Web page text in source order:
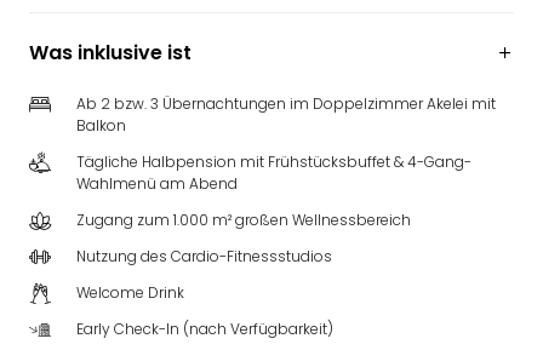
Was inklusive ist
Ab 2 bzw. 3 Übernachtungen im Doppelzimmer Akelei mit
Balkon
Tägliche Halbpension mit Frühstücksbuffet & 4-Gang-
Wahlmenü am Abend
Zugang zum 1.000 m² großen Wellnessbereich
Nutzung des Cardio-Fitnessstudios
Welcome Drink
Early Check-In (nach Verfügbarkeit)